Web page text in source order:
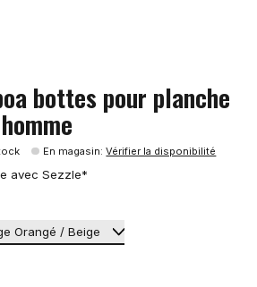
bottes pour planche
En magasin:Vérifier la disponibilité
avec Sezzle*